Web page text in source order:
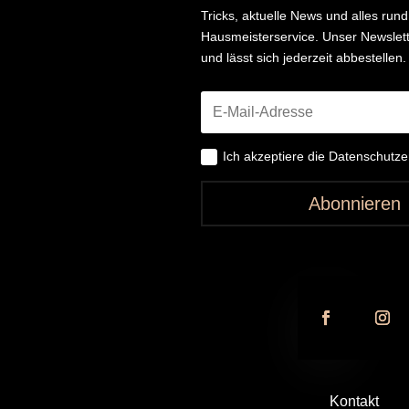
Tricks, aktuelle News und alles
Hausmeisterservice. Unser
und lässt sich jederzeit abbestellen.
Ich akzeptiere die
Abonnieren
Kontakt